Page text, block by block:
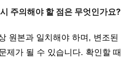
주의해야 할 점은 무엇인가요?
원본과 일치해야 하며, 변조된
제가 될 수 있습니다. 확인할 때